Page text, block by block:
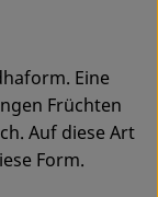
Eine
Früchten
Auf diese Art
Form.